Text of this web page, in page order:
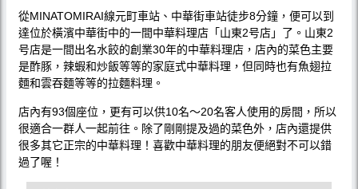
從MINATOMIRAI線元町車站、中華街車站徒步8分鐘，便可以到
達位於橫濱中華街中的一間中華料理店「山東2号店」了。山東2
号店是一間出名水餃的創業30年的中華料理店，店內的菜色主要
是酢豚，辣蝦和炒飯等等的家庭式中華料理，但同時也有魚翅拉
麵和雲吞麵等等的拉麵料理。
店內有93個座位，更有可以供10名～20名客人使用的房間，所以
很適合一群人一起前往。除了剛剛提及過的菜色外，店內還提供
很多其它正宗的中華料理！喜歡中華料理的朋友便絕對不可以錯
過了喔！